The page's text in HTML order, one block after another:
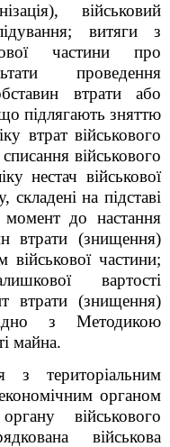
військовий
витяги з
частини про
проведення
втрати або
підлягають зняттю
втрат військового
військового
нестач військової
складені на підставі
до настання
втрати (знищення)
частини;
вартості
втрати (знищення)
з Методикою
майна.
з територіальним
органом
військового
військова